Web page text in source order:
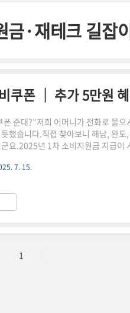
금·재테크 길잡
준대?”저희 어머니가 전화로 물
했습니다.직접 찾아보니 해남, 완
요.2025년 1차 소비지원금 지급이
급자, 차상위, 한부모 가구가 기본
은 꼭 확인!소상공인 크레딧 신청과
딧 신청부터 소비쿠폰, 아동·생활지원
7. 15.
1